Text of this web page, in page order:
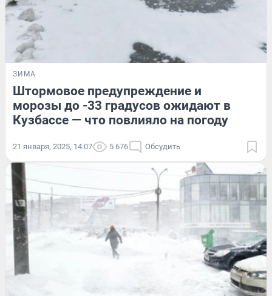
ЗИМА
Штормовое предупреждение и
морозы до -33 градусов ожидают в
Кузбассе — что повлияло на погоду
21 января, 2025, 14:07 5 676 Обсудить